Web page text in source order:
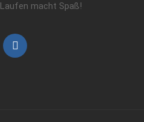
Laufen macht Spaß!